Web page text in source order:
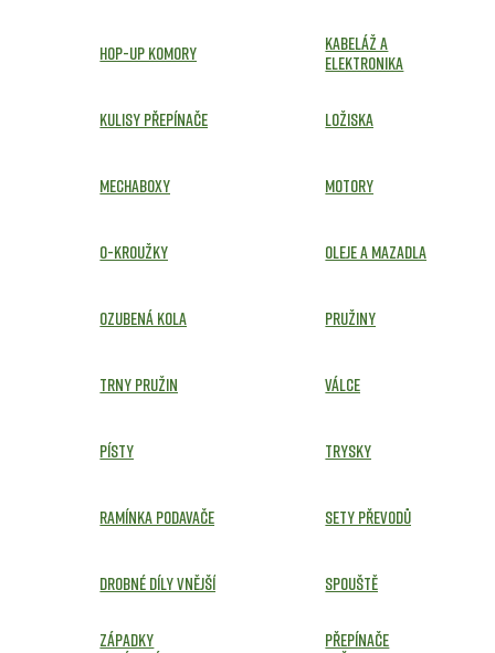
Hop-up komory
Kabeláž a
elektronika
Kulisy přepínače Ložiska
Mechaboxy Motory
O-kroužky Oleje a mazadla
Ozubená kola Pružiny
Trny pružin Válce
Písty Trysky
Ramínka podavače Sety převodů
Drobné díly vnější Spouště
Západky
Přepínače